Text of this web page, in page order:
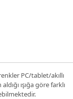
PC/tablet/akıllı
ışığa göre farklı